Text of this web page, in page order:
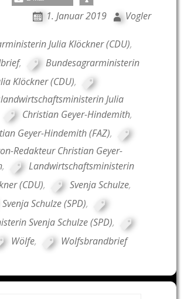
1. Januar 2019 Vogler
Julia Klöckner (CDU),
,
Bundesagrarministerin
Klöckner (CDU),
Julia
Christian Geyer-Hindemith,
Geyer-Hindemith (FAZ),
Redakteur Christian Geyer-
,
Landwirtschaftsministerin
(CDU), Svenja Schulze,
Svenja Schulze (SPD),
Svenja Schulze (SPD),
Wölfe, Wolfsbrandbrief